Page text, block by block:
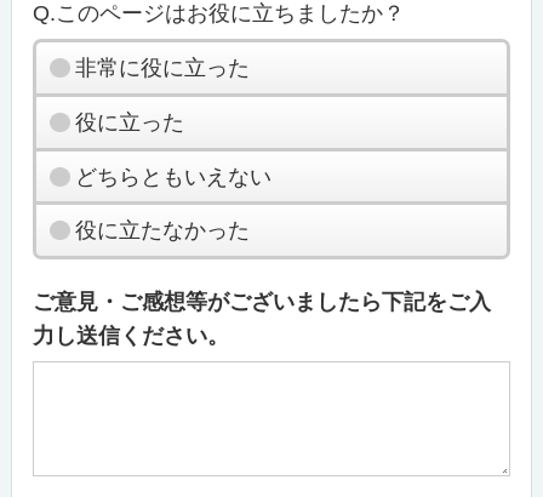
Q.このページはお役に立ちましたか？
非常に役に立った
役に立った
どちらともいえない
役に立たなかった
ご意見・ご感想等がございましたら下記をご入
力し送信ください。